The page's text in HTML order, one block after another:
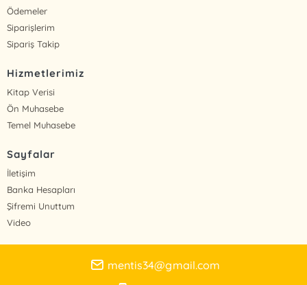
Ödemeler
Siparişlerim
Sipariş Takip
Hizmetlerimiz
Kitap Verisi
Ön Muhasebe
Temel Muhasebe
Sayfalar
İletişim
Banka Hesapları
Şifremi Unuttum
Video
mentis34@gmail.com